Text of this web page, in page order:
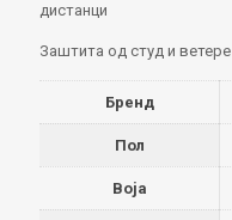
дистанци
Заштита од студ и ветере
Бренд
Пол
Boja